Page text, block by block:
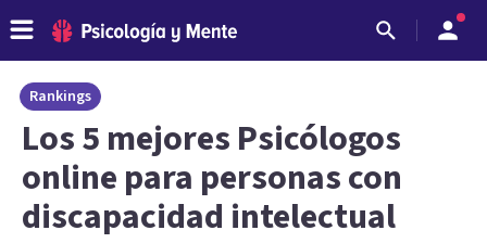
Rankings
Los 5 mejores Psicólogos
online para personas con
discapacidad intelectual